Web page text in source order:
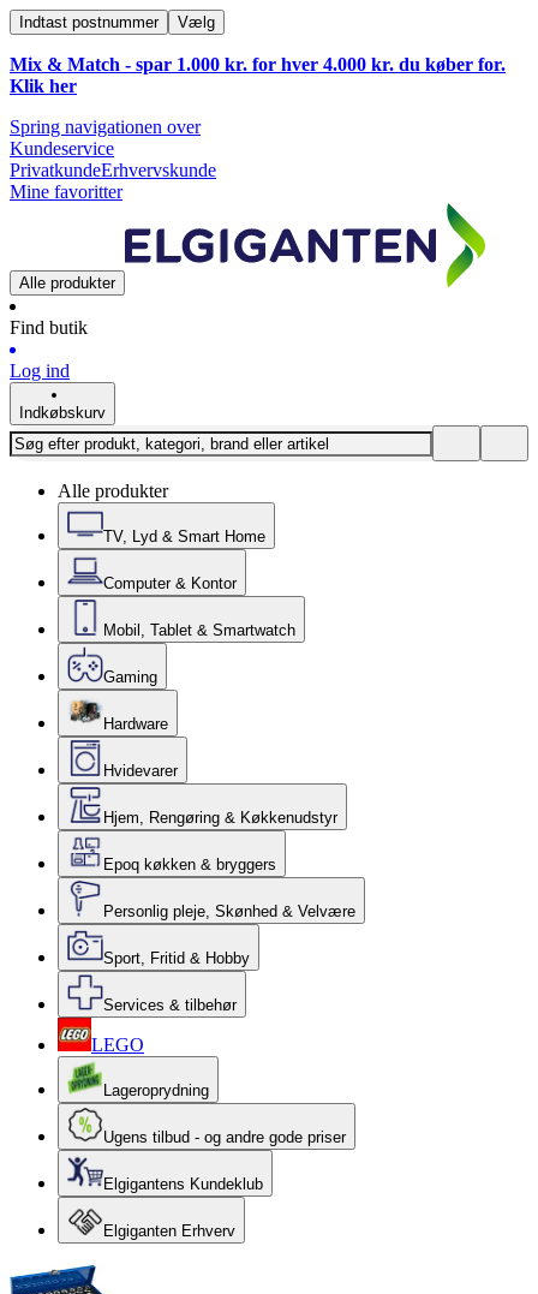
Indtast postnummer Vælg
Mix & Match - spar 1.000 kr. for hver 4.000 kr. du køber for.
Klik her
Spring navigationen over
Kundeservice
PrivatkundeErhvervskunde
Mine favoritter
Alle produkter
Find butik
Log ind
Indkøbskurv
Alle produkter
TV, Lyd & Smart Home
Computer & Kontor
Mobil, Tablet & Smartwatch
Gaming
Hardware
Hvidevarer
Hjem, Rengøring & Køkkenudstyr
Epoq køkken & bryggers
Personlig pleje, Skønhed & Velvære
Sport, Fritid & Hobby
Services & tilbehør
LEGO
Lageroprydning
Ugens tilbud - og andre gode priser
Elgigantens Kundeklub
Elgiganten Erhverv